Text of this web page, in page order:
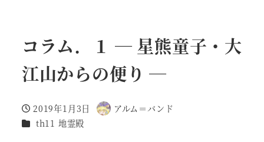
コラム．１ ― 星熊童子・大
江山からの便り ―
投稿日
2019年1月3日
著
アルム＝バンド
作品th11 地霊殿